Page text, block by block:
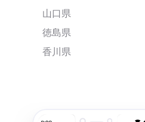
山口県
徳島県
香川県